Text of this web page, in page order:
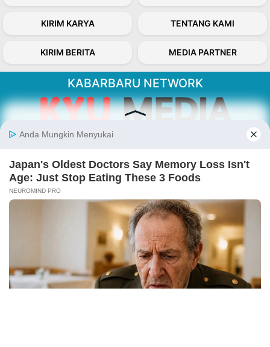
KIRIM KARYA TENTANG KAMI
KIRIM BERITA MEDIA PARTNER
KABARBARU NETWORK
Kabarbaru.co menyajikan berita aktual dan
inspiratif dari sudut pandang berbaik sangka
Follow Kabarbaru